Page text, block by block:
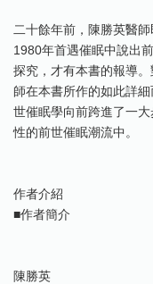
二十餘年前，陳勝英醫
1980年首遇催眠中說出
探究，才有本書的報導
師在本書所作的如此詳
世催眠學向前跨進了一
性的前世催眠潮流中。
作者介紹
■作者簡介
陳勝英